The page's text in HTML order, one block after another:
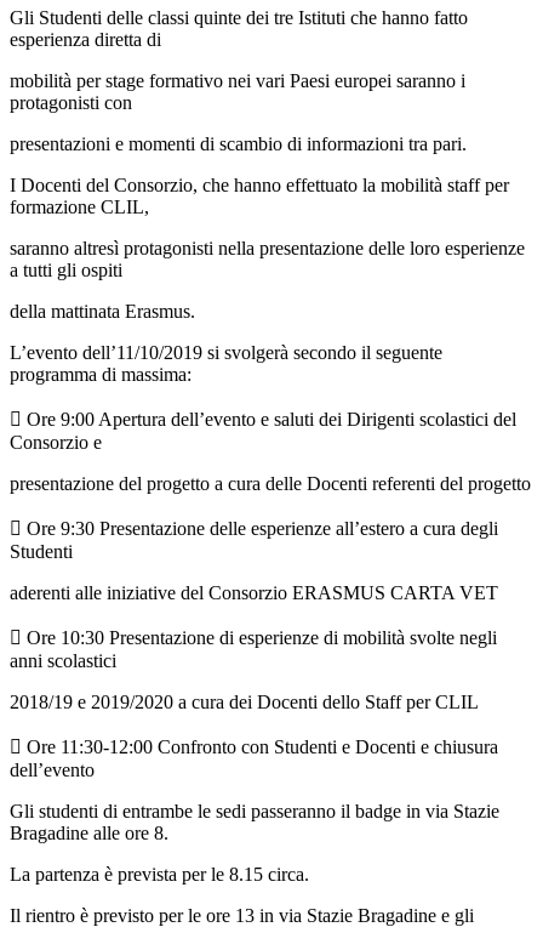
Gli Studenti delle classi quinte dei tre Istituti che hanno fatto
esperienza diretta di
mobilità per stage formativo nei vari Paesi europei saranno i
protagonisti con
presentazioni e momenti di scambio di informazioni tra pari.
I Docenti del Consorzio, che hanno effettuato la mobilità staff per
formazione CLIL,
saranno altresì protagonisti nella presentazione delle loro esperienze
a tutti gli ospiti
della mattinata Erasmus.
L’evento dell’11/10/2019 si svolgerà secondo il seguente
programma di massima:
 Ore 9:00 Apertura dell’evento e saluti dei Dirigenti scolastici del
Consorzio e
presentazione del progetto a cura delle Docenti referenti del progetto
 Ore 9:30 Presentazione delle esperienze all’estero a cura degli
Studenti
aderenti alle iniziative del Consorzio ERASMUS CARTA VET
 Ore 10:30 Presentazione di esperienze di mobilità svolte negli
anni scolastici
2018/19 e 2019/2020 a cura dei Docenti dello Staff per CLIL
 Ore 11:30-12:00 Confronto con Studenti e Docenti e chiusura
dell’evento
Gli studenti di entrambe le sedi passeranno il badge in via Stazie
Bragadine alle ore 8.
La partenza è prevista per le 8.15 circa.
Il rientro è previsto per le ore 13 in via Stazie Bragadine e gli